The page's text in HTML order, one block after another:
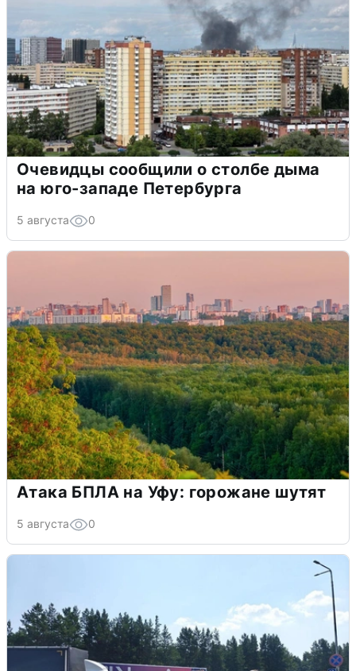
Очевидцы сообщили о столбе дыма
на юго-западе Петербурга
5 августа 0
Атака БПЛА на Уфу: горожане шутят
5 августа 0